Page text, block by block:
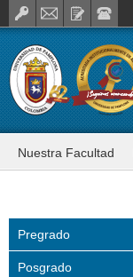
Nuestra Facultad
Pregrado
Posgrado